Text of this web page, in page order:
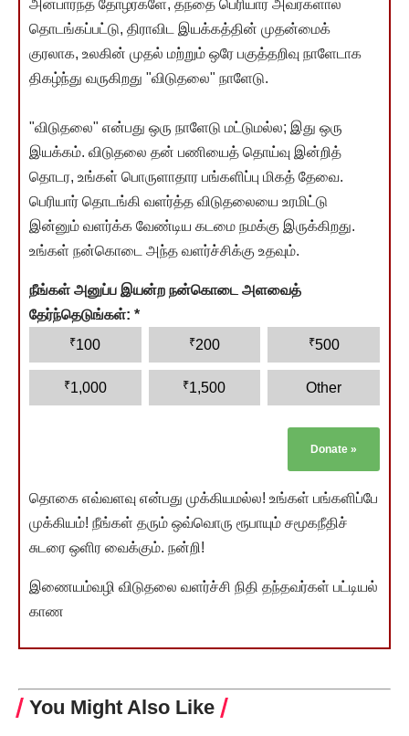
அன்பார்ந்த தோழர்களே, தந்தை பெரியார் அவர்களால்
தொடங்கப்பட்டு, திராவிட இயக்கத்தின் முதன்மைக்
குரலாக, உலகின் முதல் மற்றும் ஒரே பகுத்தறிவு நாளேடாக
திகழ்ந்து வருகிறது "விடுதலை" நாளேடு.
"விடுதலை" என்பது ஒரு நாளேடு மட்டுமல்ல; இது ஒரு
இயக்கம். விடுதலை தன் பணியைத் தொய்வு இன்றித்
தொடர, உங்கள் பொருளாதார பங்களிப்பு மிகத் தேவை.
பெரியார் தொடங்கி வளர்த்த விடுதலையை உரமிட்டு
இன்னும் வளர்க்க வேண்டிய கடமை நமக்கு இருக்கிறது.
உங்கள் நன்கொடை அந்த வளர்ச்சிக்கு உதவும்.
நீங்கள் அனுப்ப இயன்ற நன்கொடை அளவைத்
தேர்ந்தெடுங்கள்: *
₹100 ₹200 ₹500
₹1,000 ₹1,500 Other
Donate »
தொகை எவ்வளவு என்பது முக்கியமல்ல! உங்கள் பங்களிப்பே
முக்கியம்! நீங்கள் தரும் ஒவ்வொரு ரூபாயும் சமூகநீதிச்
சுடரை ஒளிர வைக்கும். நன்றி!
இணையம்வழி விடுதலை வளர்ச்சி நிதி தந்தவர்கள் பட்டியல்
காண
You Might Also Like